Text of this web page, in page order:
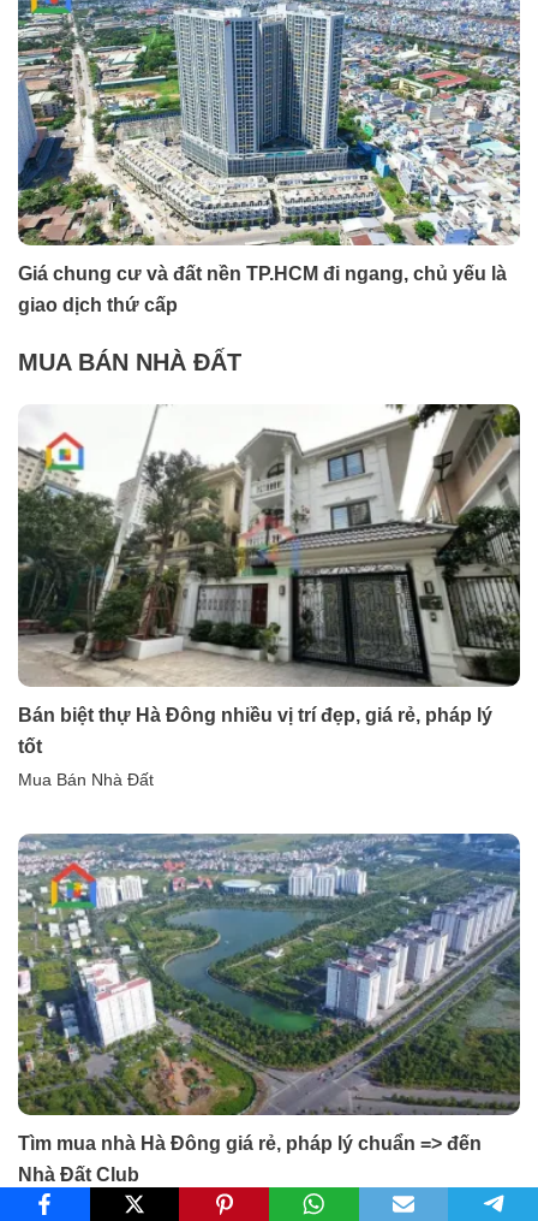
Giá chung cư và đất nền TP.HCM đi ngang, chủ yếu là
giao dịch thứ cấp
MUA BÁN NHÀ ĐẤT
Bán biệt thự Hà Đông nhiều vị trí đẹp, giá rẻ, pháp lý
tốt
Mua Bán Nhà Đất
Tìm mua nhà Hà Đông giá rẻ, pháp lý chuẩn => đến
Nhà Đất Club
Bất Động Sản Hà Nội